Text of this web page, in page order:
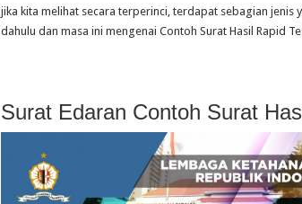
jika kita melihat secara terperinci, terdapat sebagian
dahulu dan masa ini mengenai Contoh Surat Hasil Rapid
Surat Edaran Contoh Surat